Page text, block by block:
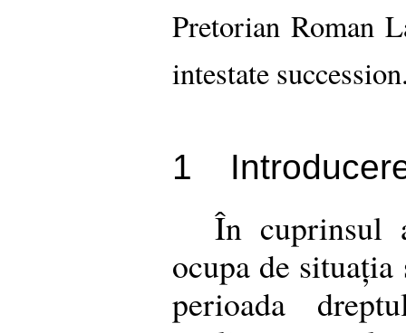
Pretorian Roman
intestate
1
În cuprinsul
ocupa de
perioada